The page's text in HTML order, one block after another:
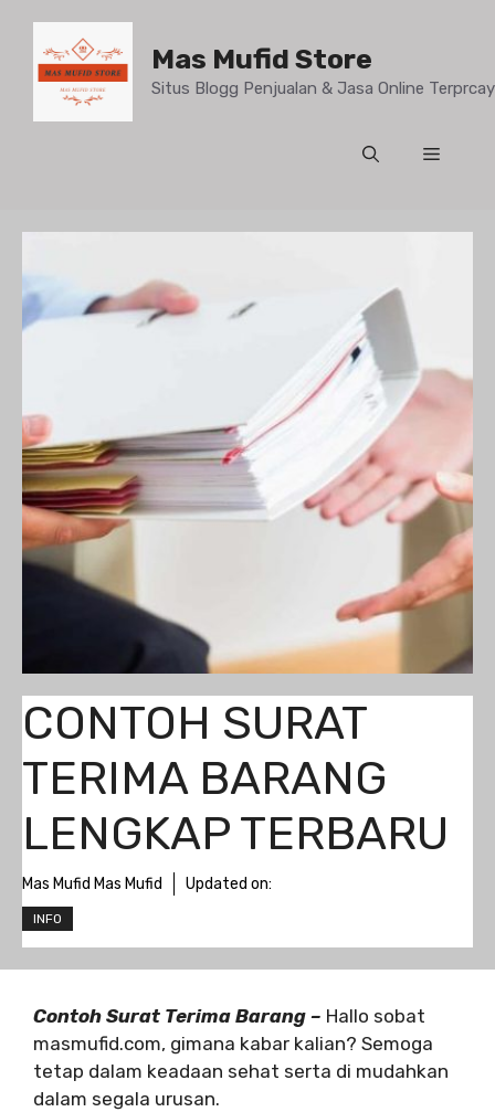
Mas Mufid Store
Situs Blogg Penjualan & Jasa Online
CONTOH SURAT
TERIMA BARANG
LENGKAP TERBARU
Mas Mufid Mas Mufid Updated on:
INFO
Contoh Surat Terima Barang – Hallo sobat
masmufid.com, gimana kabar kalian? Semoga
tetap dalam keadaan sehat serta di mudahkan
dalam segala urusan.